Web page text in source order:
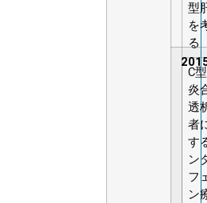
型
を
る
C
炎
透
者
す
ン
フ
ン